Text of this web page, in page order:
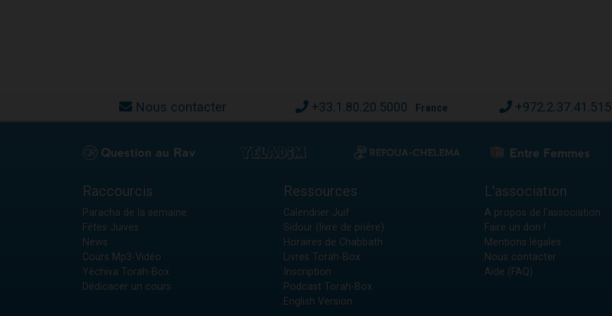
Nous contacter +33.1.80.20.5000 France +972.2.37.41.515
Raccourcis
Paracha de la semaine
Fêtes Juives
News
Cours Mp3-Vidéo
Yéchiva Torah-Box
Dédicacer un cours
Ressources
Calendrier Juif
Sidour (livre de prière)
Horaires de Chabbath
Livres Torah-Box
Inscription
Podcast Torah-Box
English Version
L'association
A propos de l'association
Faire un don !
Mentions légales
Nous contacter
Aide (FAQ)